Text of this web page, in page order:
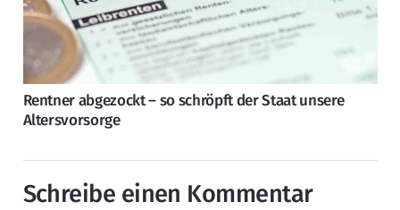
Rentner abgezockt – so schröpft der Staat unsere
Altersvorsorge
Schreibe einen Kommentar